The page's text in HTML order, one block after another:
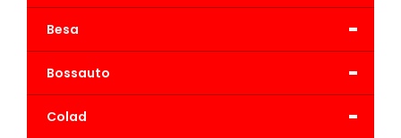
-
Besa
-
Bossauto
-
Colad